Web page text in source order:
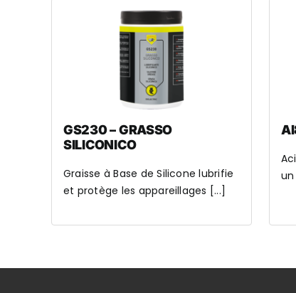
GS230 – GRASSO
SILICONICO
Graisse à Base de Silicone lubrifie
et protège les appareillages [...]